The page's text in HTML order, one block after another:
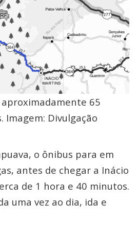
65
Imagem: Divulgação
o ônibus para em
antes de chegar a Inácio
de 1 hora e 40 minutos.
uma vez ao dia, ida e